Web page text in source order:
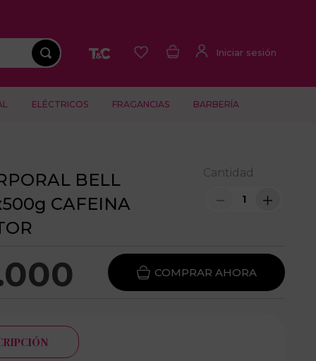
ELÉCTRICOS FRAGANCIAS BARBERÍA
BELL
CAFEINA
Cantidad
＋
－
000